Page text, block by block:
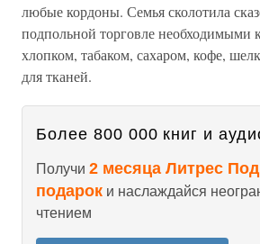
любые кордоны. Семья сколотила
подпольной торговле необходимыми
хлопком, табаком, сахаром, кофе,
для тканей.
Более 800 000 книг и
Получи 2 месяца Литрес
подарок и наслаждайся
чтением